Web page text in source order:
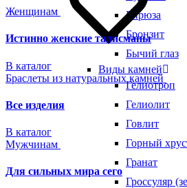
Бирюза
Бронзит
Бычий глаз
Виды камней
Гелиотроп
Гелиолит
Говлит
Горный
Гранат
Гроссуляр
Женщинам
Истинно женские талисманы
В каталог
Браслеты из натуральных камней
Все изделия
В каталог
Мужчинам
Для сильных мира сего